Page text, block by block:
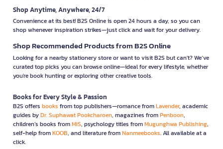
Shop Anytime, Anywhere, 24/7
Convenience at its best! B2S Online is open 24 hours a day, so you can
shop whenever inspiration strikes—just click and wait for your delivery.
Shop Recommended Products from B2S Online
Looking for a nearby stationery store or want to visit B2S but can't? We’ve
curated top picks you can browse online—ideal for every lifestyle, whether
you're book hunting or exploring other creative tools.
Books for Every Style & Passion
B2S offers books from top publishers—romance fromLavender, academic
guides byDr. Suphawat Pookcharoen, magazines fromPenboon,
children’s books fromMIS, psychology titles fromMugunghwa Publishing,
self-help fromKOOB, and literature fromNanmeebooks. All available at a
click.